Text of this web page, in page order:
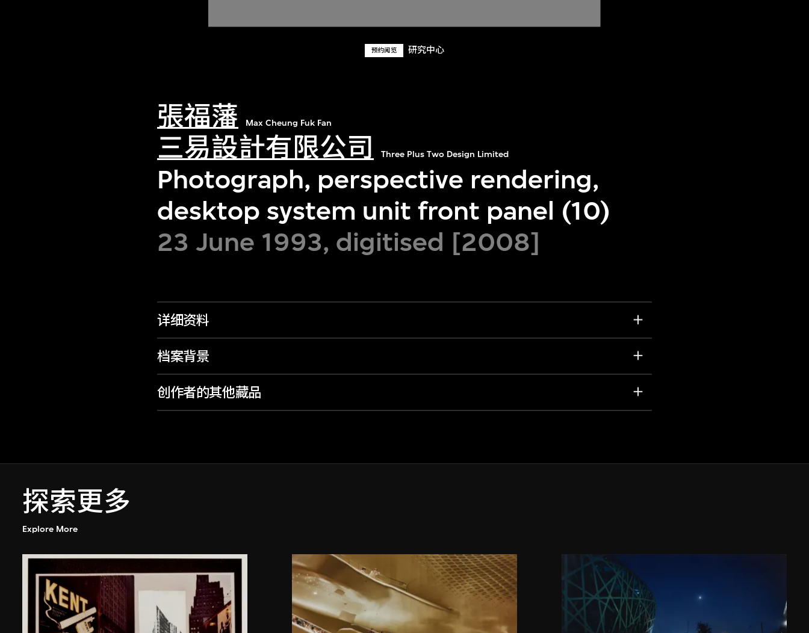
预约阅览 研究中心
張福藩 Max Cheung Fuk Fan
三易設計有限公司 Three Plus Two Design Limited
Photograph, perspective rendering,
desktop system unit front panel (10)
23 June 1993, digitised [2008]
详细资料
档案背景
创作者的其他藏品
探索更多
Explore More